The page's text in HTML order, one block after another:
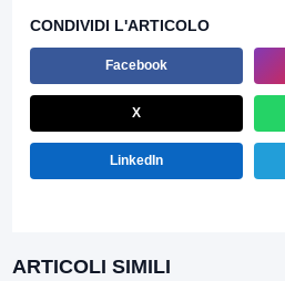
CONDIVIDI L'ARTICOLO
Facebook
X
LinkedIn
ARTICOLI SIMILI